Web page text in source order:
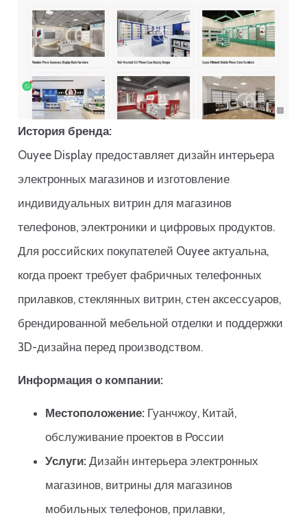
История бренда:
Ouyee Display предоставляет дизайн интерьера
электронных магазинов и изготовление
индивидуальных витрин для магазинов
телефонов, электроники и цифровых продуктов.
Для российских покупателей Ouyee актуальна,
когда проект требует фабричных телефонных
прилавков, стеклянных витрин, стен аксессуаров,
брендированной мебельной отделки и поддержки
3D-дизайна перед производством.
Информация о компании:
Местоположение: Гуанчжоу, Китай,
обслуживание проектов в России
Услуги: Дизайн интерьера электронных
магазинов, витрины для магазинов
мобильных телефонов, прилавки,